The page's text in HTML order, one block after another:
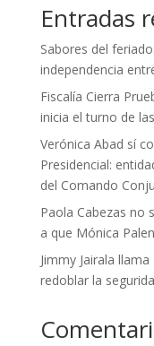
Entradas
Sabores del
independencia
Fiscalía Cierra
inicia el turno de
Verónica Abad sí
Presidencial:
del Comando
Paola Cabezas no
a que Mónica
Jimmy Jairala
redoblar la